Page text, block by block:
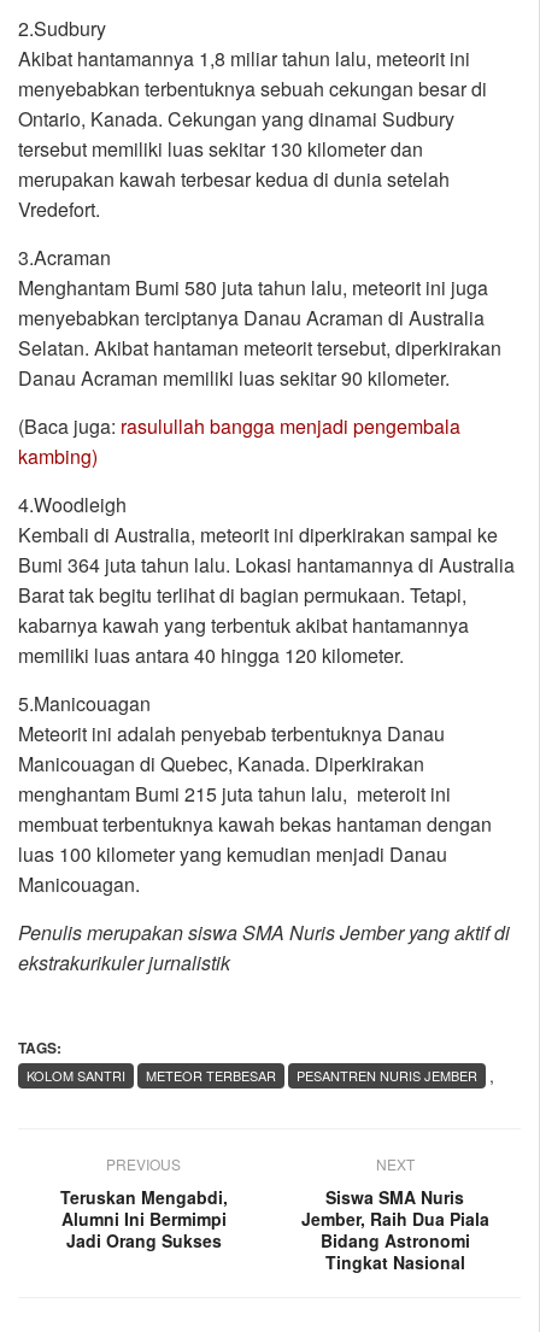
2.Sudbury
Akibat hantamannya 1,8 miliar tahun lalu, meteorit ini
menyebabkan terbentuknya sebuah cekungan besar di
Ontario, Kanada. Cekungan yang dinamai Sudbury
tersebut memiliki luas sekitar 130 kilometer dan
merupakan kawah terbesar kedua di dunia setelah
Vredefort.
3.Acraman
Menghantam Bumi 580 juta tahun lalu, meteorit ini juga
menyebabkan terciptanya Danau Acraman di Australia
Selatan. Akibat hantaman meteorit tersebut, diperkirakan
Danau Acraman memiliki luas sekitar 90 kilometer.
(Baca juga: rasulullah bangga menjadi pengembala
kambing)
4.Woodleigh
Kembali di Australia, meteorit ini diperkirakan sampai ke
Bumi 364 juta tahun lalu. Lokasi hantamannya di Australia
Barat tak begitu terlihat di bagian permukaan. Tetapi,
kabarnya kawah yang terbentuk akibat hantamannya
memiliki luas antara 40 hingga 120 kilometer.
5.Manicouagan
Meteorit ini adalah penyebab terbentuknya Danau
Manicouagan di Quebec, Kanada. Diperkirakan
menghantam Bumi 215 juta tahun lalu, meteroit ini
membuat terbentuknya kawah bekas hantaman dengan
luas 100 kilometer yang kemudian menjadi Danau
Manicouagan.
Penulis merupakan siswa SMA Nuris Jember yang aktif di
ekstrakurikuler jurnalistik
TAGS:
,
KOLOM SANTRI METEOR TERBESAR PESANTREN NURIS JEMBER
PREVIOUS
Teruskan Mengabdi,
Alumni Ini Bermimpi
Jadi Orang Sukses
NEXT
Siswa SMA Nuris
Jember, Raih Dua Piala
Bidang Astronomi
Tingkat Nasional